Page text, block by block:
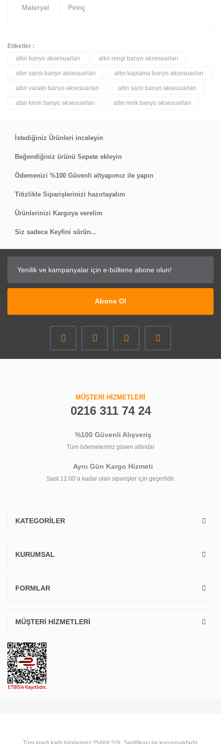
Materyal : Pirinç
Bu ürüne ilk yorumu siz yapın!
Yorum Yaz
Etiketler :
altın banyo aksesuarları
altın rengi banyo aksesuarları
altın sarısı banyo aksesuarları altın kaplama banyo aksesuarları
altın varaklı banyo aksesuarları altın sarılı banyo aksesuarları
altın krom banyo aksesuarları altın renk banyo aksesuarları
İstediğiniz Ürünleri inceleyin
Beğendiğiniz ürünü Sepete ekleyin
Ödemenizi %100 Güvenli altyapımız ile yapın
Titizlikle Siparişlerinizi hazırlayalım
Ürünlerinizi Kargoya verelim
Siz sadece Keyfini sürün...
Abone Ol
MÜŞTERİ HİZMETLERİ
0216 311 74 24
%100 Güvenli Alışveriş
Tüm ödemeleriniz güven altında!
Aynı Gün Kargo Hizmeti
Saat 12:00’a kadar olan siparişler için geçerlidir.
KATEGORİLER
KURUMSAL
FORMLAR
MÜŞTERİ HİZMETLERİ